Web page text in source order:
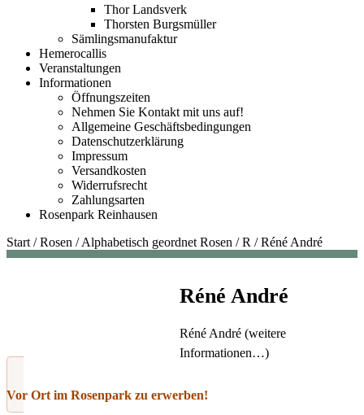
Thor Landsverk
Thorsten Burgsmüller
Sämlingsmanufaktur
Hemerocallis
Veranstaltungen
Informationen
Öffnungszeiten
Nehmen Sie Kontakt mit uns auf!
Allgemeine Geschäftsbedingungen
Datenschutzerklärung
Impressum
Versandkosten
Widerrufsrecht
Zahlungsarten
Rosenpark Reinhausen
Start /Rosen /Alphabetisch geordnet Rosen /R /Réné André
Réné André
Réné André (weitere
Informationen…)
Vor Ort im Rosenpark zu erwerben!